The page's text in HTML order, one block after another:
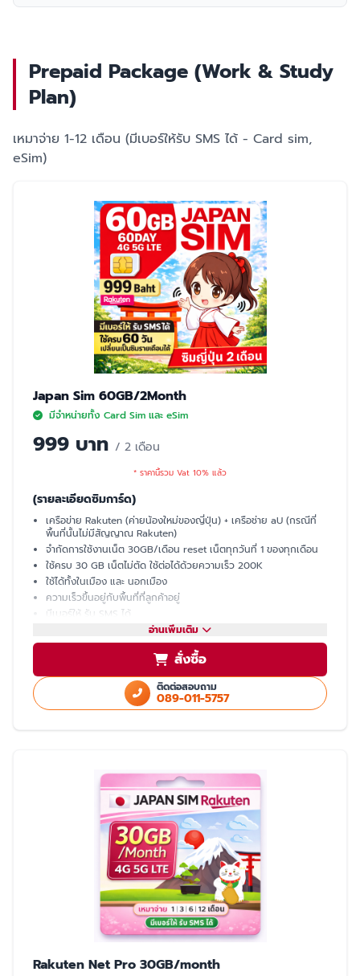
Prepaid Package (Work & Study
Plan)
เหมาจ่าย 1-12 เดือน (มีเบอร์ให้รับ SMS ได้ - Card sim,
eSim)
Japan Sim 60GB/2Month
มีจำหน่ายทั้ง Card Sim และ eSim
999 บาท / 2 เดือน
* ราคานี้รวม Vat 10% แล้ว
(รายละเอียดซิมการ์ด)
เครือข่าย Rakuten (ค่ายน้องใหม่ของญี่ปุ่น) + เครือช่าย aU (กรณีที่
พื้นที่นั้นไม่มีสัญญาณ Rakuten)
จำกัดการใช้งานเน็ต 30GB/เดือน reset เน็ตทุกวันที่ 1 ของทุกเดือน
ใช้ครบ 30 GB เน็ตไม่ตัด ใช้ต่อได้ด้วยความเร็ว 200K
ใช้ได้ทั้งในเมือง และ นอกเมือง
ความเร็วขึ้นอยู่กับพื้นที่ที่ลูกค้าอยู่
มีเบอร์ให้ รับ SMS ได้
โทรเข้า-ออก ไม่ได้ ต้องโทรผ่าน LINE
แชร์ hotspot ไม่ได้
บริการหลังการขายโดย ทีมงานคนไทย
อ่านเพิ่มเติม
สั่งซื้อ
ติดต่อสอบถาม
089-011-5757
Rakuten Net Pro 30GB/month